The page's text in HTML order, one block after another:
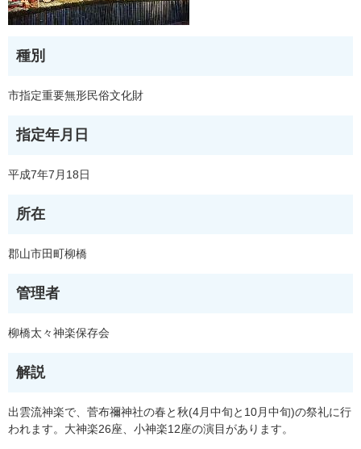
種別
市指定重要無形民俗文化財
指定年月日
平成7年7月18日
所在
郡山市田町柳橋
管理者
柳橋太々神楽保存会
解説
出雲流神楽で、菅布禰神社の春と秋(4月中旬と10月中旬)の祭礼に行
われます。大神楽26座、小神楽12座の演目があります。